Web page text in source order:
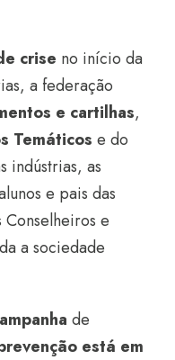
crise no início da
a federação
e cartilhas,
Temáticos e do
indústrias, as
e pais das
Conselheiros e
a sociedade
de
está em